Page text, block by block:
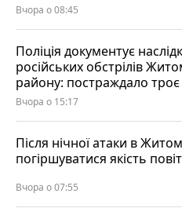
Вчора о 08:45
Поліція документує
російських обстрілів
району: постраждало
Вчора о 15:17
Після нічної атаки в
погіршуватися якість
Вчора о 07:55